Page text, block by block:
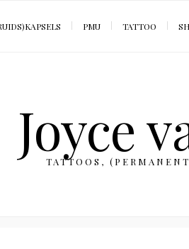
PMU TATTOO
Joyce
TATTOOS,